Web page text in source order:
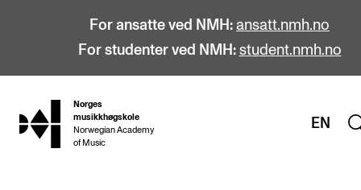
For ansatte ved NMH: ansatt.nmh.no
For studenter ved NMH: student.nmh.no
hjem
Norges
musikkhøgskole
Norwegian Academy
of Music
EN